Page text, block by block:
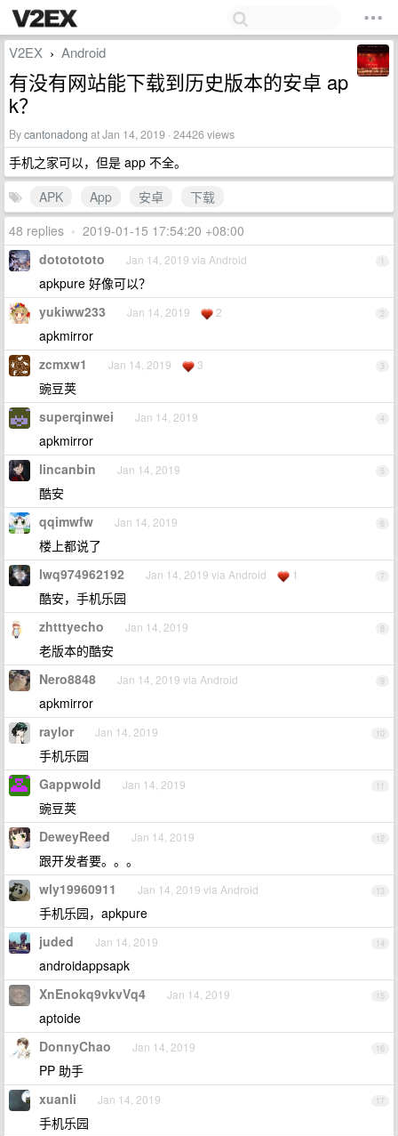
V2EX › Android
有没有网站能下载到历史版本的安卓 ap
k？
Bycantonadong at Jan 14, 2019 · 24426 views
手机之家可以，但是 app 不全。
APK
App 安卓
下载
48 replies • 2019-01-15 17:54:20 +08:00
1
dototototo Jan 14, 2019 via Android
apkpure 好像可以？
2
yukiww233 Jan 14, 2019 2
apkmirror
3
zcmxw1 Jan 14, 2019 3
豌豆荚
4
superqinwei Jan 14, 2019
apkmirror
5
lincanbin Jan 14, 2019
酷安
6
qqimwfw Jan 14, 2019
楼上都说了
7
lwq974962192 Jan 14, 2019 via Android 1
酷安，手机乐园
8
zhtttyecho Jan 14, 2019
老版本的酷安
9
Nero8848 Jan 14, 2019 via Android
apkmirror
10
raylor Jan 14, 2019
手机乐园
11
Gappwold Jan 14, 2019
豌豆荚
12
DeweyReed Jan 14, 2019
跟开发者要。。。
13
wly19960911 Jan 14, 2019 via Android
手机乐园，apkpure
14
juded Jan 14, 2019
androidappsapk
15
XnEnokq9vkvVq4 Jan 14, 2019
aptoide
16
DonnyChao Jan 14, 2019
PP 助手
17
xuanli Jan 14, 2019
手机乐园